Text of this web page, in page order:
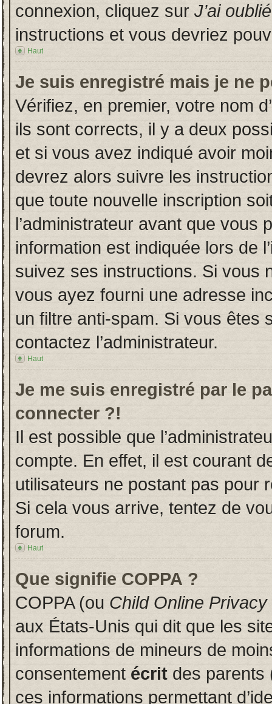
connexion, cliquez sur J’ai
instructions et vous devriez
Haut
Je suis enregistré mais je ne
Vérifiez, en premier, votre nom
ils sont corrects, il y a deux
et si vous avez indiqué avoir
devrez alors suivre les
que toute nouvelle inscription
l’administrateur avant que vous
information est indiquée lors de
suivez ses instructions. Si vous
vous ayez fourni une adresse
un filtre anti-spam. Si vous êtes
contactez l’administrateur.
Haut
Je me suis enregistré par le
connecter ?!
Il est possible que
compte. En effet, il est courant
utilisateurs ne postant pas pour
Si cela vous arrive, tentez de
forum.
Haut
Que signifie COPPA ?
COPPA (ou Child Online
aux États-Unis qui dit que les
informations de mineurs de
consentement écrit des parents
ces informations permettant